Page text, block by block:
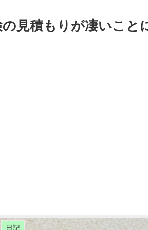
見積もりが凄いこと
日記